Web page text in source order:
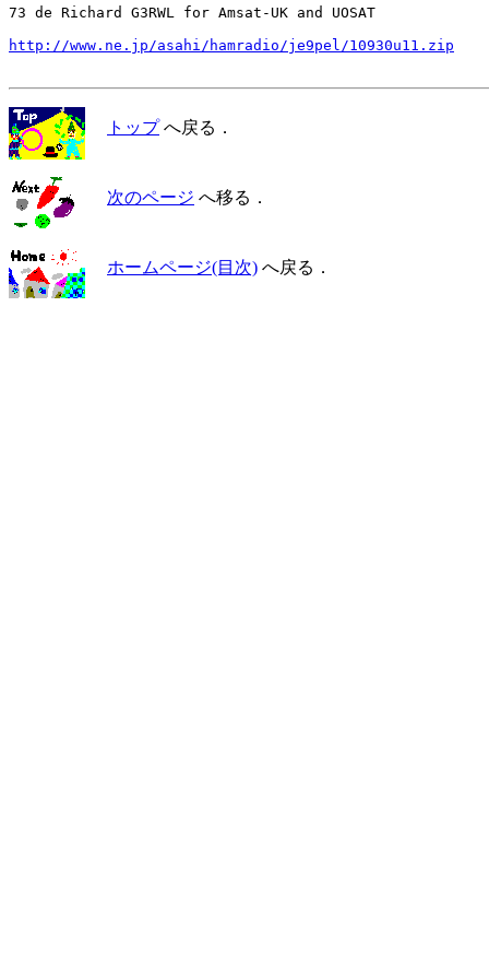
73 de Richard G3RWL for Amsat-UK and UOSAT
http://www.ne.jp/asahi/hamradio/je9pel/10930u11.zip
トップへ戻る．
次のページ へ移る．
ホームページ(目次) へ戻る．